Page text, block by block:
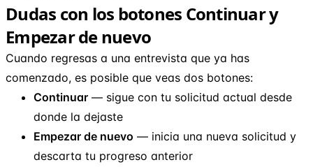
Dudas con los botones Continuar y
Empezar de nuevo
Cuando regresas a una entrevista que ya has
comenzado, es posible que veas dos botones:
Continuar — sigue con tu solicitud actual desde
donde la dejaste
Empezar de nuevo — inicia una nueva solicitud y
descarta tu progreso anterior